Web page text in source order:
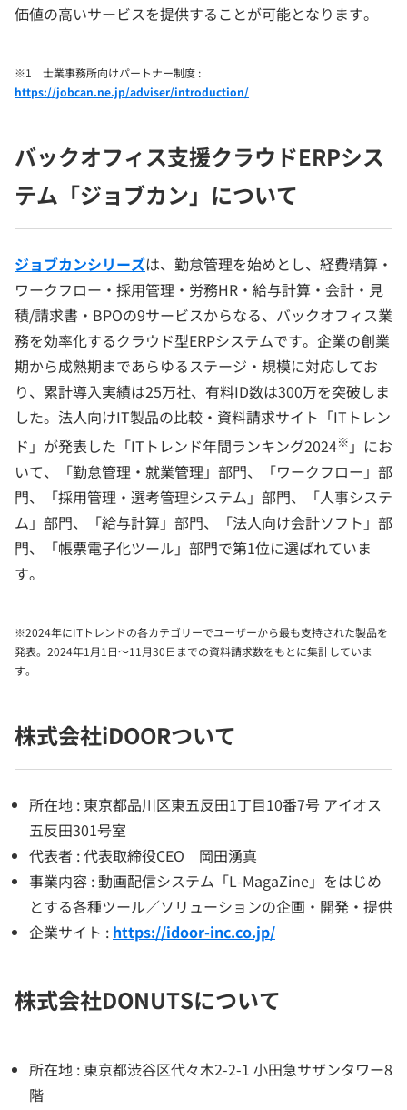
価値の高いサービスを提供することが可能となります。
※1 士業事務所向けパートナー制度 :
https://jobcan.ne.jp/adviser/introduction/
バックオフィス支援クラウドERPシス
テム「ジョブカン」について
ジョブカンシリーズは、勤怠管理を始めとし、経費精算・
ワークフロー・採用管理・労務HR・給与計算・会計・見
積/請求書・BPOの9サービスからなる、バックオフィス業
務を効率化するクラウド型ERPシステムです。企業の創業
期から成熟期まであらゆるステージ・規模に対応してお
り、累計導入実績は25万社、有料ID数は300万を突破しま
した。法人向けIT製品の比較・資料請求サイト「ITトレン
ド」が発表した「ITトレンド年間ランキング2024※ 」にお
いて、「勤怠管理・就業管理」部門、「ワークフロー」部
門、「採用管理・選考管理システム」部門、「人事システ
ム」部門、「給与計算」部門、「法人向け会計ソフト」部
門、「帳票電子化ツール」部門で第1位に選ばれていま
す。
※2024年にITトレンドの各カテゴリーでユーザーから最も支持された製品を
発表。2024年1月1日～11月30日までの資料請求数をもとに集計していま
す。
株式会社iDOORついて
所在地 : 東京都品川区東五反田1丁目10番7号 アイオス
五反田301号室
代表者 : 代表取締役CEO 岡田湧真
事業内容 : 動画配信システム「L-MagaZine」をはじめ
とする各種ツール／ソリューションの企画・開発・提供
企業サイト : https://idoor-inc.co.jp/
株式会社DONUTSについて
所在地 : 東京都渋谷区代々木2-2-1 小田急サザンタワー8
階